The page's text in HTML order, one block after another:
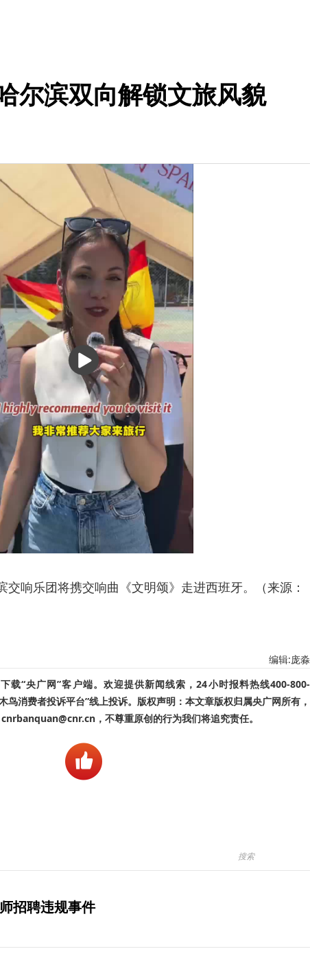
尔滨双向解锁文旅风貌
播
放
交响乐团将携交响曲《文明颂》走进西班牙。（来源：
编辑:庞淼
载“央广网”客户端。欢迎提供新闻线索，24小时报料热线400-800-
鸟消费者投诉平台”线上投诉。版权声明：本文章版权归属央广网所有，
，不尊重原创的行为我们将追究责任。
招聘违规事件